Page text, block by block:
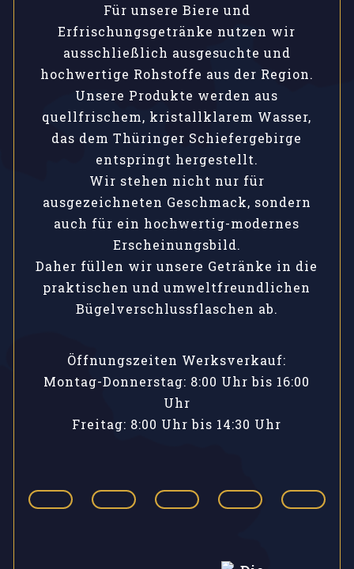
Für unsere Biere und
Erfrischungsgetränke nutzen wir
ausschließlich ausgesuchte und
hochwertige Rohstoffe aus der Region.
Unsere Produkte werden aus
quellfrischem, kristallklarem Wasser,
das dem Thüringer Schiefergebirge
entspringt hergestellt.
Wir stehen nicht nur für
ausgezeichneten Geschmack, sondern
auch für ein hochwertig-modernes
Erscheinungsbild.
Daher füllen wir unsere Getränke in die
praktischen und umweltfreundlichen
Bügelverschlussflaschen ab.
Öffnungszeiten Werksverkauf:
Montag-Donnerstag: 8:00 Uhr bis 16:00
Uhr
Freitag: 8:00 Uhr bis 14:30 Uhr